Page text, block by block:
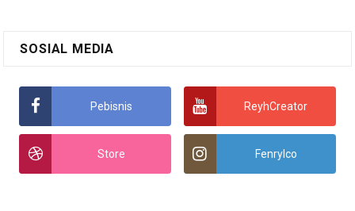
SOSIAL MEDIA
Pebisnis ReyhCreator
Store Fenrylco